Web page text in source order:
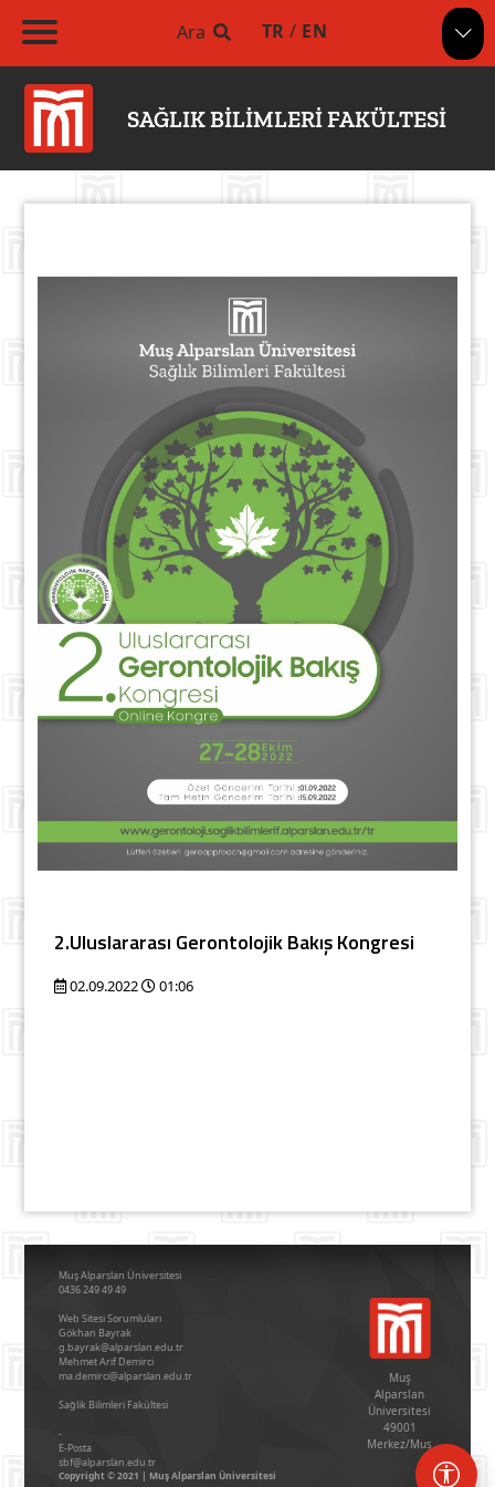
Ara TR / EN
SAĞLIK BİLİMLERİ FAKÜLTESİ
2.Uluslararası Gerontolojik Bakış Kongresi
02.09.2022 01:06
Muş Alparslan Üniversitesi
0436 249 49 49
Web Sitesi Sorumluları
Gökhan Bayrak
g.bayrak@alparslan.edu.tr
Mehmet Arif Demirci
ma.demirci@alparslan.edu.tr
Sağlik Bi̇li̇mleri̇ Fakültesi̇
-
E-Posta
sbf@alparslan.edu.tr
Copyright © 2021 | Muş Alparslan Üniversitesi
Muş
Alparslan
Üniversitesi
49001
Merkez/Muş